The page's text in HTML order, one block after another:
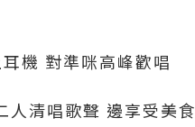
機 對準咪高峰歡唱
人清唱歌聲 邊享受美食